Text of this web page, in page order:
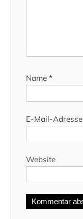
Name *
E-Mail-Adresse
Website